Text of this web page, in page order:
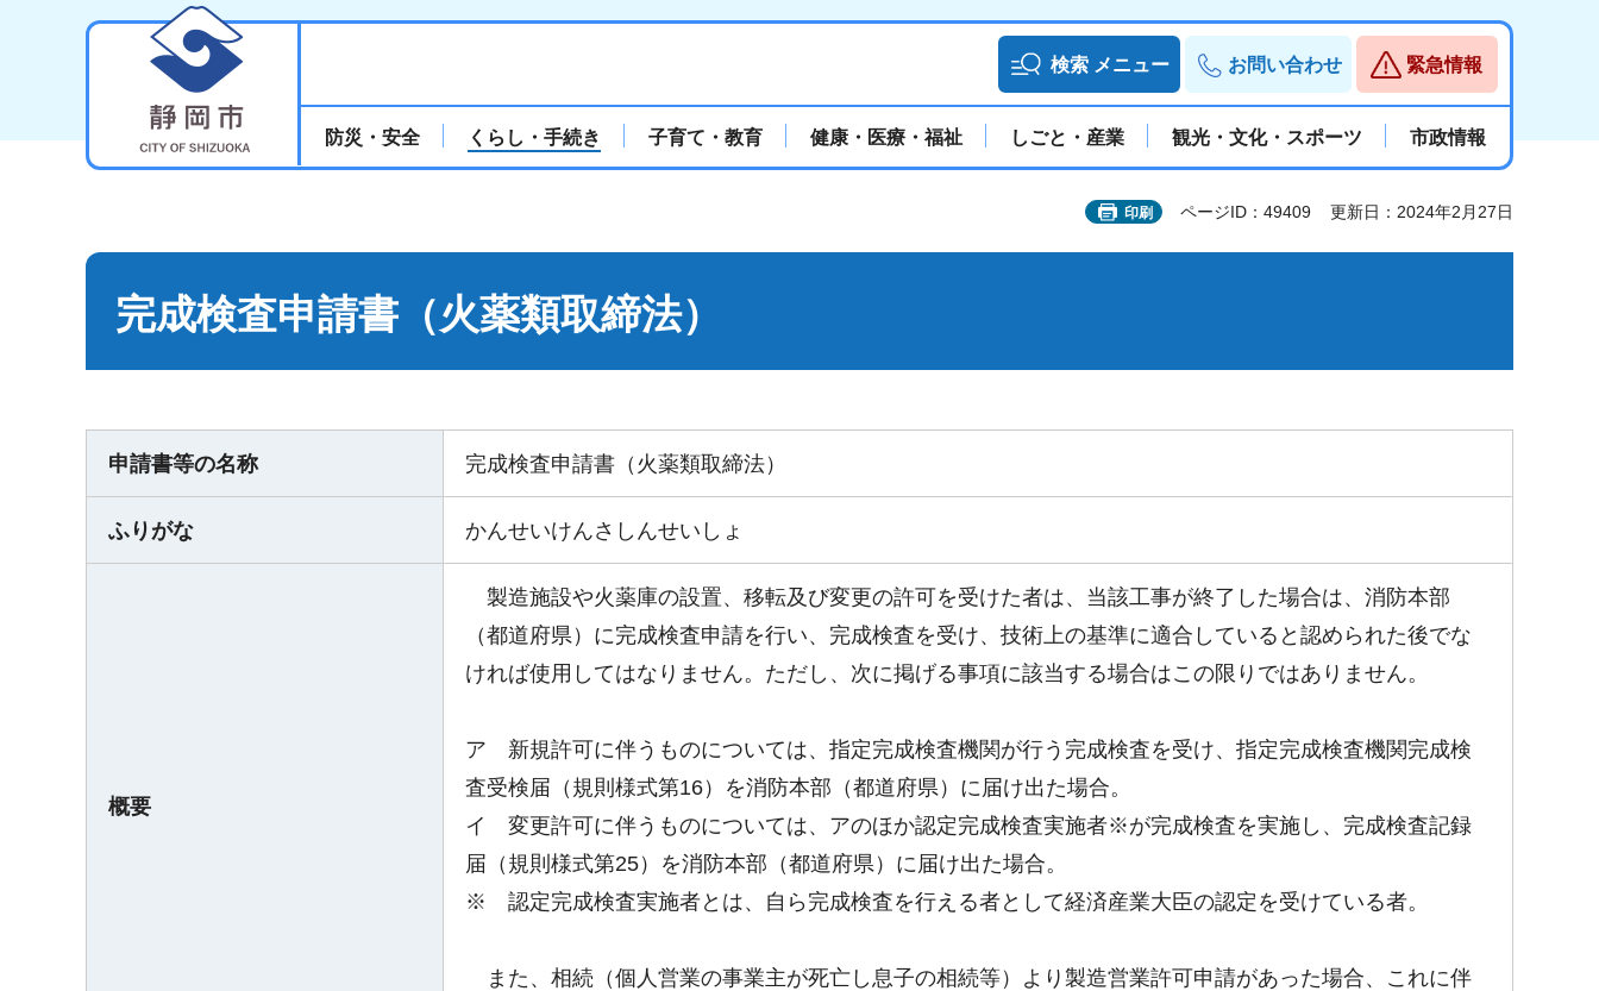
検索 メニュー お問い合わせ 緊急情報
防災・安全 くらし・手続き 子育て・教育 健康・医療・福祉 しごと・産業 観光・文化・スポーツ 市政情報
印刷 ページID：49409 更新日：2024年2月27日
完成検査申請書（火薬類取締法）
申請書等の名称 完成検査申請書（火薬類取締法）
ふりがな かんせいけんさしんせいしょ
概要
製造施設や火薬庫の設置、移転及び変更の許可を受けた者は、当該工事が終了した場合は、消防本部
（都道府県）に完成検査申請を行い、完成検査を受け、技術上の基準に適合していると認められた後でな
ければ使用してはなりません。ただし、次に掲げる事項に該当する場合はこの限りではありません。
ア 新規許可に伴うものについては、指定完成検査機関が行う完成検査を受け、指定完成検査機関完成検
査受検届（規則様式第16）を消防本部（都道府県）に届け出た場合。
イ 変更許可に伴うものについては、アのほか認定完成検査実施者※が完成検査を実施し、完成検査記録
届（規則様式第25）を消防本部（都道府県）に届け出た場合。
※ 認定完成検査実施者とは、自ら完成検査を行える者として経済産業大臣の認定を受けている者。
また、相続（個人営業の事業主が死亡し息子の相続等）より製造営業許可申請があった場合、これに伴